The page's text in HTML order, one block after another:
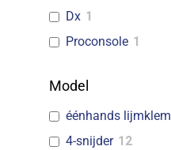
Dx 1
Proconsole 1
Model
éénhands lijmklem
4-snijder 12